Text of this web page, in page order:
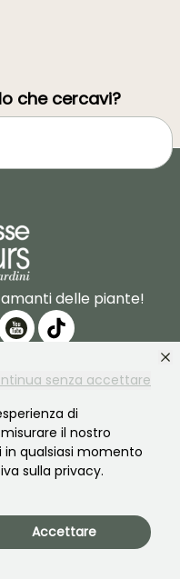
senza accettare
di
il nostro
in qualsiasi momento
sulla privacy.
Accettare
che cercavi?
delle piante!
dell'ordine
degli impianti